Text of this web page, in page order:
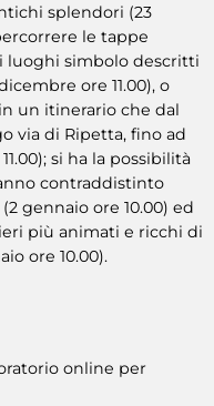
splendori (23
le tappe
luoghi simbolo descritti
ore 11.00), o
un itinerario che dal
via di Ripetta, fino ad
si ha la possibilità
contraddistinto
(2 gennaio ore 10.00) ed
più animati e ricchi di
ore 10.00).
online per